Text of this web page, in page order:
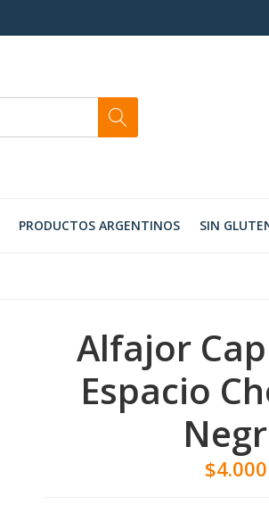
PRODUCTOS ARGENTINOS SIN
Alfajor
Espacio
$4.000